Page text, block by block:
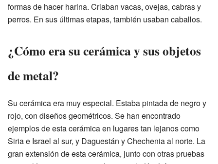
formas de hacer harina. Criaban vacas, ovejas, cabras y
perros. En sus últimas etapas, también usaban caballos.
¿Cómo era su cerámica y sus objetos
de metal?
Su cerámica era muy especial. Estaba pintada de negro y
rojo, con diseños geométricos. Se han encontrado
ejemplos de esta cerámica en lugares tan lejanos como
Siria e Israel al sur, y Daguestán y Chechenia al norte. La
gran extensión de esta cerámica, junto con otras pruebas